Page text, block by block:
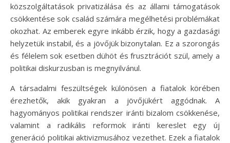
közszolgáltatások privatizálása és az állami támogatások
csökkentése sok család számára megélhetési problémákat
okozhat. Az emberek egyre inkább érzik, hogy a gazdasági
helyzetük instabil, és a jövőjük bizonytalan. Ez a szorongás
és félelem sok esetben dühöt és frusztrációt szül, amely a
politikai diskurzusban is megnyilvánul.
A társadalmi feszültségek különösen a fiatalok körében
érezhetők, akik gyakran a jövőjükért aggódnak. A
hagyományos politikai rendszer iránti bizalom csökkenése,
valamint a radikális reformok iránti kereslet egy új
generáció politikai aktivizmusához vezethet. Ezek a fiatalok